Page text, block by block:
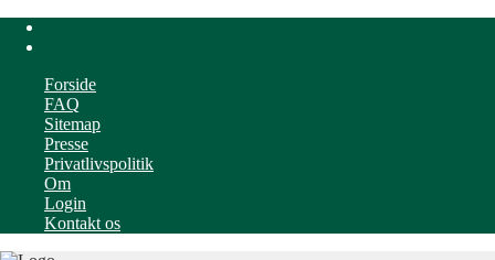
Forside
FAQ
Sitemap
Presse
Privatlivspolitik
Om
Login
Kontakt os